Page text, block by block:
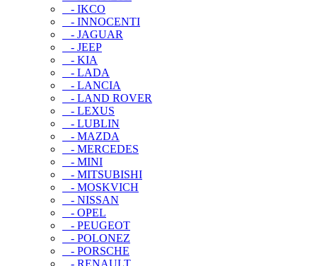
- IKCO
- INNOCENTI
- JAGUAR
- JEEP
- KIA
- LADA
- LANCIA
- LAND ROVER
- LEXUS
- LUBLIN
- MAZDA
- MERCEDES
- MINI
- MITSUBISHI
- MOSKVICH
- NISSAN
- OPEL
- PEUGEOT
- POLONEZ
- PORSCHE
- RENAULT